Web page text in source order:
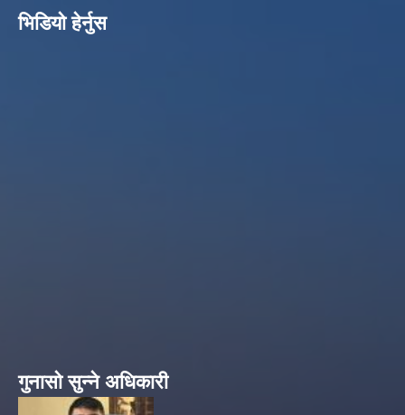
भिडियो हेर्नुस
गुनासो सुन्ने अधिकारी